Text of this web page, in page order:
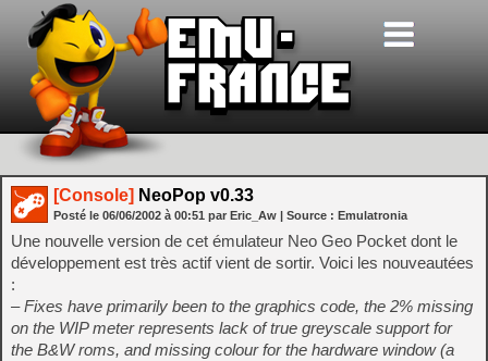
[Console] NeoPop v0.33
Posté le 06/06/2002 à 00:51 par Eric_Aw | Source : Emulatronia
Une nouvelle version de cet émulateur Neo Geo Pocket dont le
développement est très actif vient de sortir. Voici les nouveautées
:
– Fixes have primarily been to the graphics code, the 2% missing
on the WIP meter represents lack of true greyscale support for
the B&W roms, and missing colour for the hardware window (a